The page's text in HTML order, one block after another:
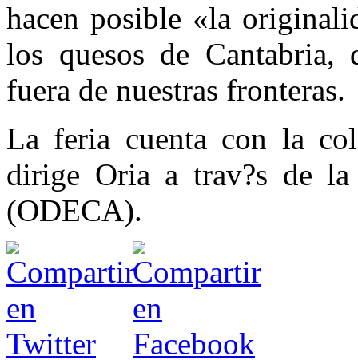
hacen posible «la
los quesos de Cantabria,
fuera de nuestras fronteras.
La feria cuenta con la
dirige Oria a trav?s de
(ODECA).